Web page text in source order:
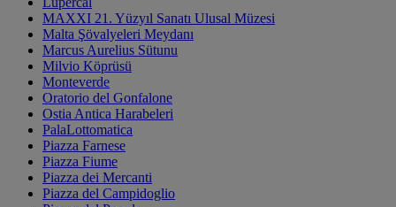
MAXXI 21. Yüzyıl Sanatı Ulusal Müzesi
Malta Şövalyeleri Meydanı
Marcus Aurelius Sütunu
Milvio Köprüsü
Monteverde
Oratorio del Gonfalone
Ostia Antica Harabeleri
PalaLottomatica
Piazza Farnese
Piazza Fiume
Piazza dei Mercanti
Piazza del Campidoglio